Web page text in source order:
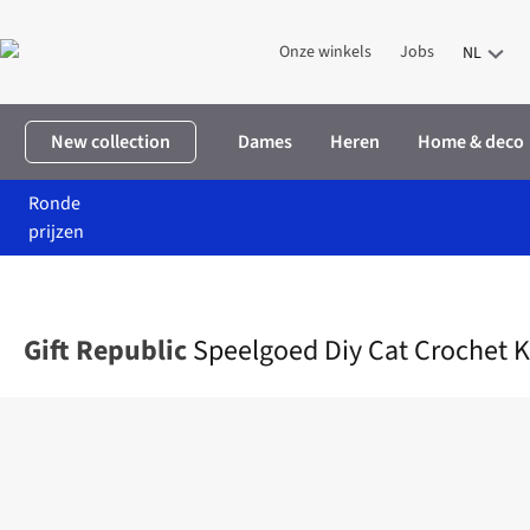
Onze winkels Jobs NL
New collection Dames Heren Home & deco
Ronde
prijzen
Gift RepublicSpeelgoed Diy Cat Crochet